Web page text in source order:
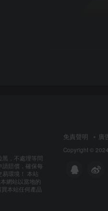
，不處理等問
請賠償，確保每
環境！ 本站
網站以當地的
本站任何產品
免責聲明 廣
Copyright © 2024